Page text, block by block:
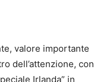
valore importante
dell’attenzione, con
Irlanda” in